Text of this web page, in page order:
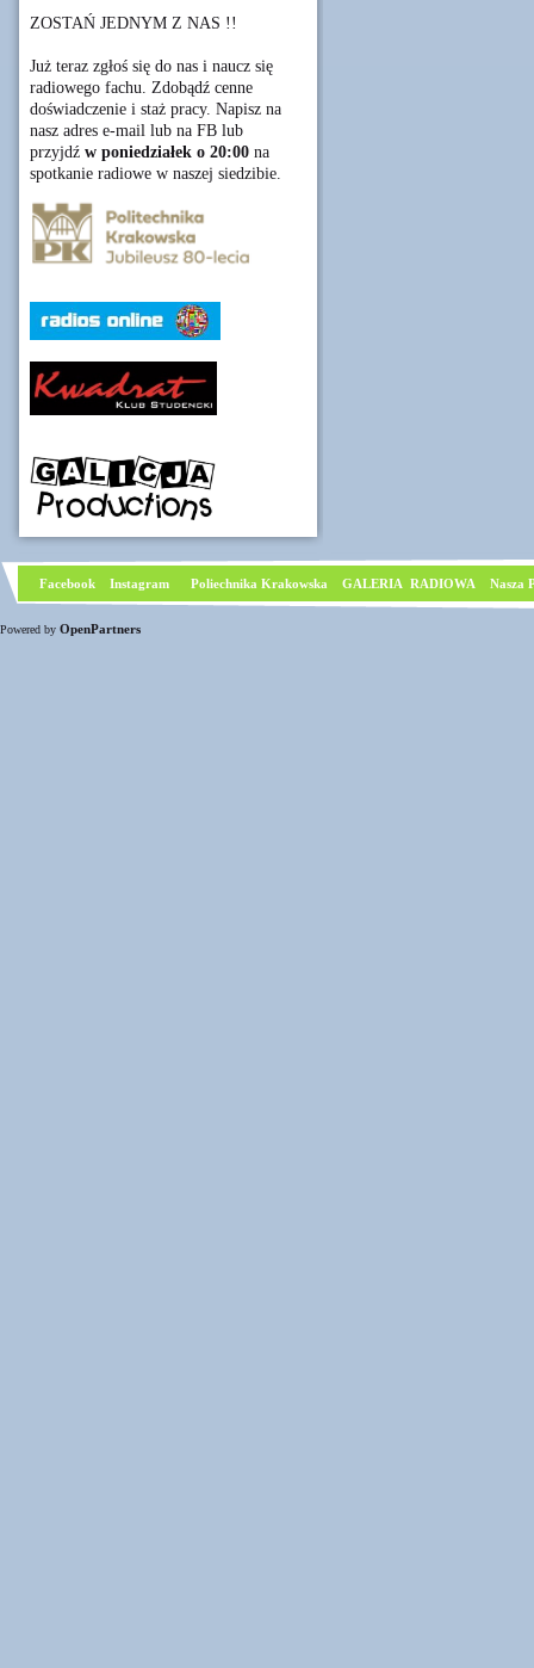
ZOSTAŃ JEDNYM Z NAS !!
Już teraz zgłoś się do nas i naucz się
radiowego fachu. Zdobądź cenne
doświadczenie i staż pracy. Napisz na
nasz adres e-mail lub na FB lub
przyjdź w poniedziałek o 20:00 na
spotkanie radiowe w naszej siedzibie.
Facebook Instagram Poliechnika Krakowska GALERIA RADIOWA Nasza
Powered by OpenPartners